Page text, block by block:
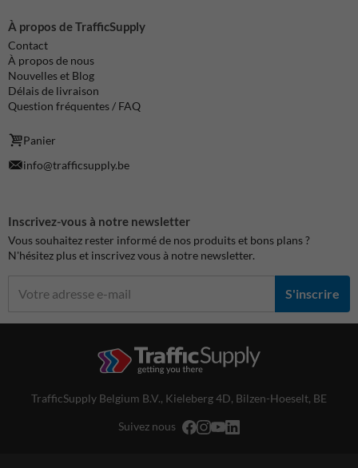
À propos de TrafficSupply
Contact
À propos de nous
Nouvelles et Blog
Délais de livraison
Question fréquentes / FAQ
Panier
info@trafficsupply.be
Inscrivez-vous à notre newsletter
Vous souhaitez rester informé de nos produits et bons plans ?
N'hésitez plus et inscrivez vous à notre newsletter.
S'inscrire
TrafficSupply Belgium B.V., Kieleberg 4D, Bilzen-Hoeselt, BE
Suivez nous